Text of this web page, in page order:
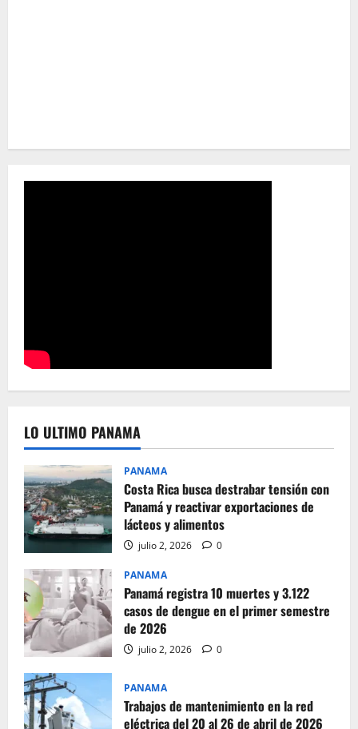
LO ULTIMO PANAMA
PANAMA
Costa Rica busca destrabar tensión con
Panamá y reactivar exportaciones de
lácteos y alimentos
julio 2, 2026 0
PANAMA
Panamá registra 10 muertes y 3.122
casos de dengue en el primer semestre
de 2026
julio 2, 2026 0
PANAMA
Trabajos de mantenimiento en la red
eléctrica del 20 al 26 de abril de 2026